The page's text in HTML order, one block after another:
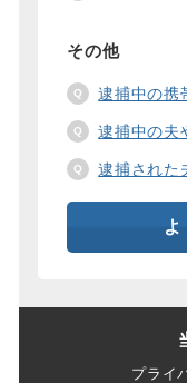
その他
逮捕中の携帯電話
逮捕中の夫や父親
逮捕された夫と
プライ